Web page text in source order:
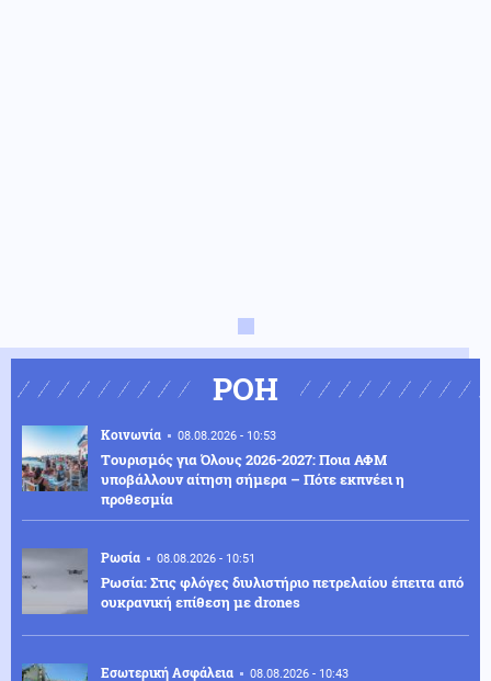
ΡΟΗ
Κοινωνία 08.08.2026 - 10:53
Tουρισμός για Όλους 2026-2027: Ποια ΑΦΜ
υποβάλλουν αίτηση σήμερα – Πότε εκπνέει η
προθεσμία
Ρωσία 08.08.2026 - 10:51
Ρωσία: Στις φλόγες διυλιστήριο πετρελαίου έπειτα από
ουκρανική επίθεση με drones
Εσωτερική Ασφάλεια 08.08.2026 - 10:43